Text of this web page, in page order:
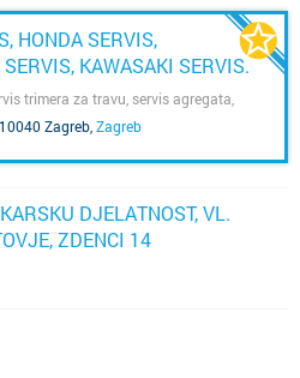
HONDA SERVIS,
KAWASAKI SERVIS.
trimera za travu, servis agregata,
servis motornih pila.
Zagreb Zagreb
DJELATNOST, VL.
ZDENCI 14